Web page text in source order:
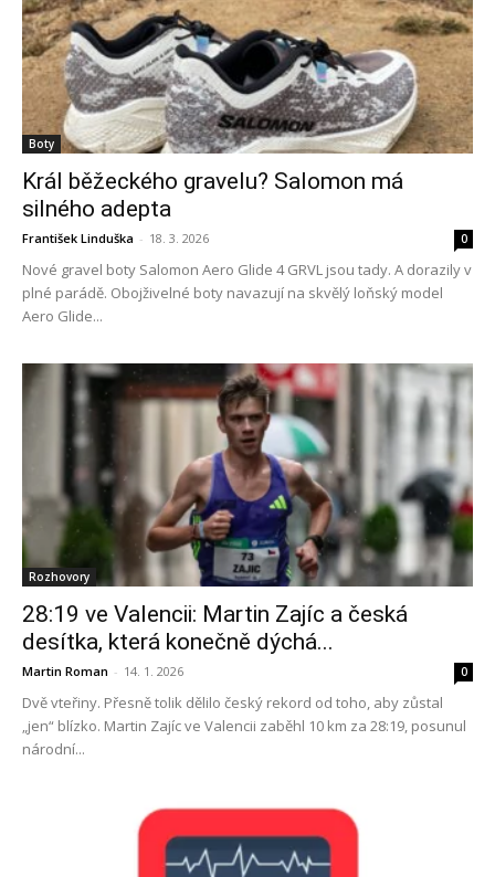
Boty
Král běžeckého gravelu? Salomon má
silného adepta
František Linduška - 18. 3. 2026 0
Nové gravel boty Salomon Aero Glide 4 GRVL jsou tady. A dorazily v
plné parádě. Obojživelné boty navazují na skvělý loňský model
Aero Glide...
Rozhovory
28:19 ve Valencii: Martin Zajíc a česká
desítka, která konečně dýchá...
Martin Roman - 14. 1. 2026 0
Dvě vteřiny. Přesně tolik dělilo český rekord od toho, aby zůstal
„jen“ blízko. Martin Zajíc ve Valencii zaběhl 10 km za 28:19, posunul
národní...